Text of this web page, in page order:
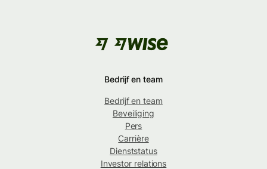
Bedrijf en team
Bedrijf en team
Beveiliging
Pers
Carrière
Dienststatus
Investor relations